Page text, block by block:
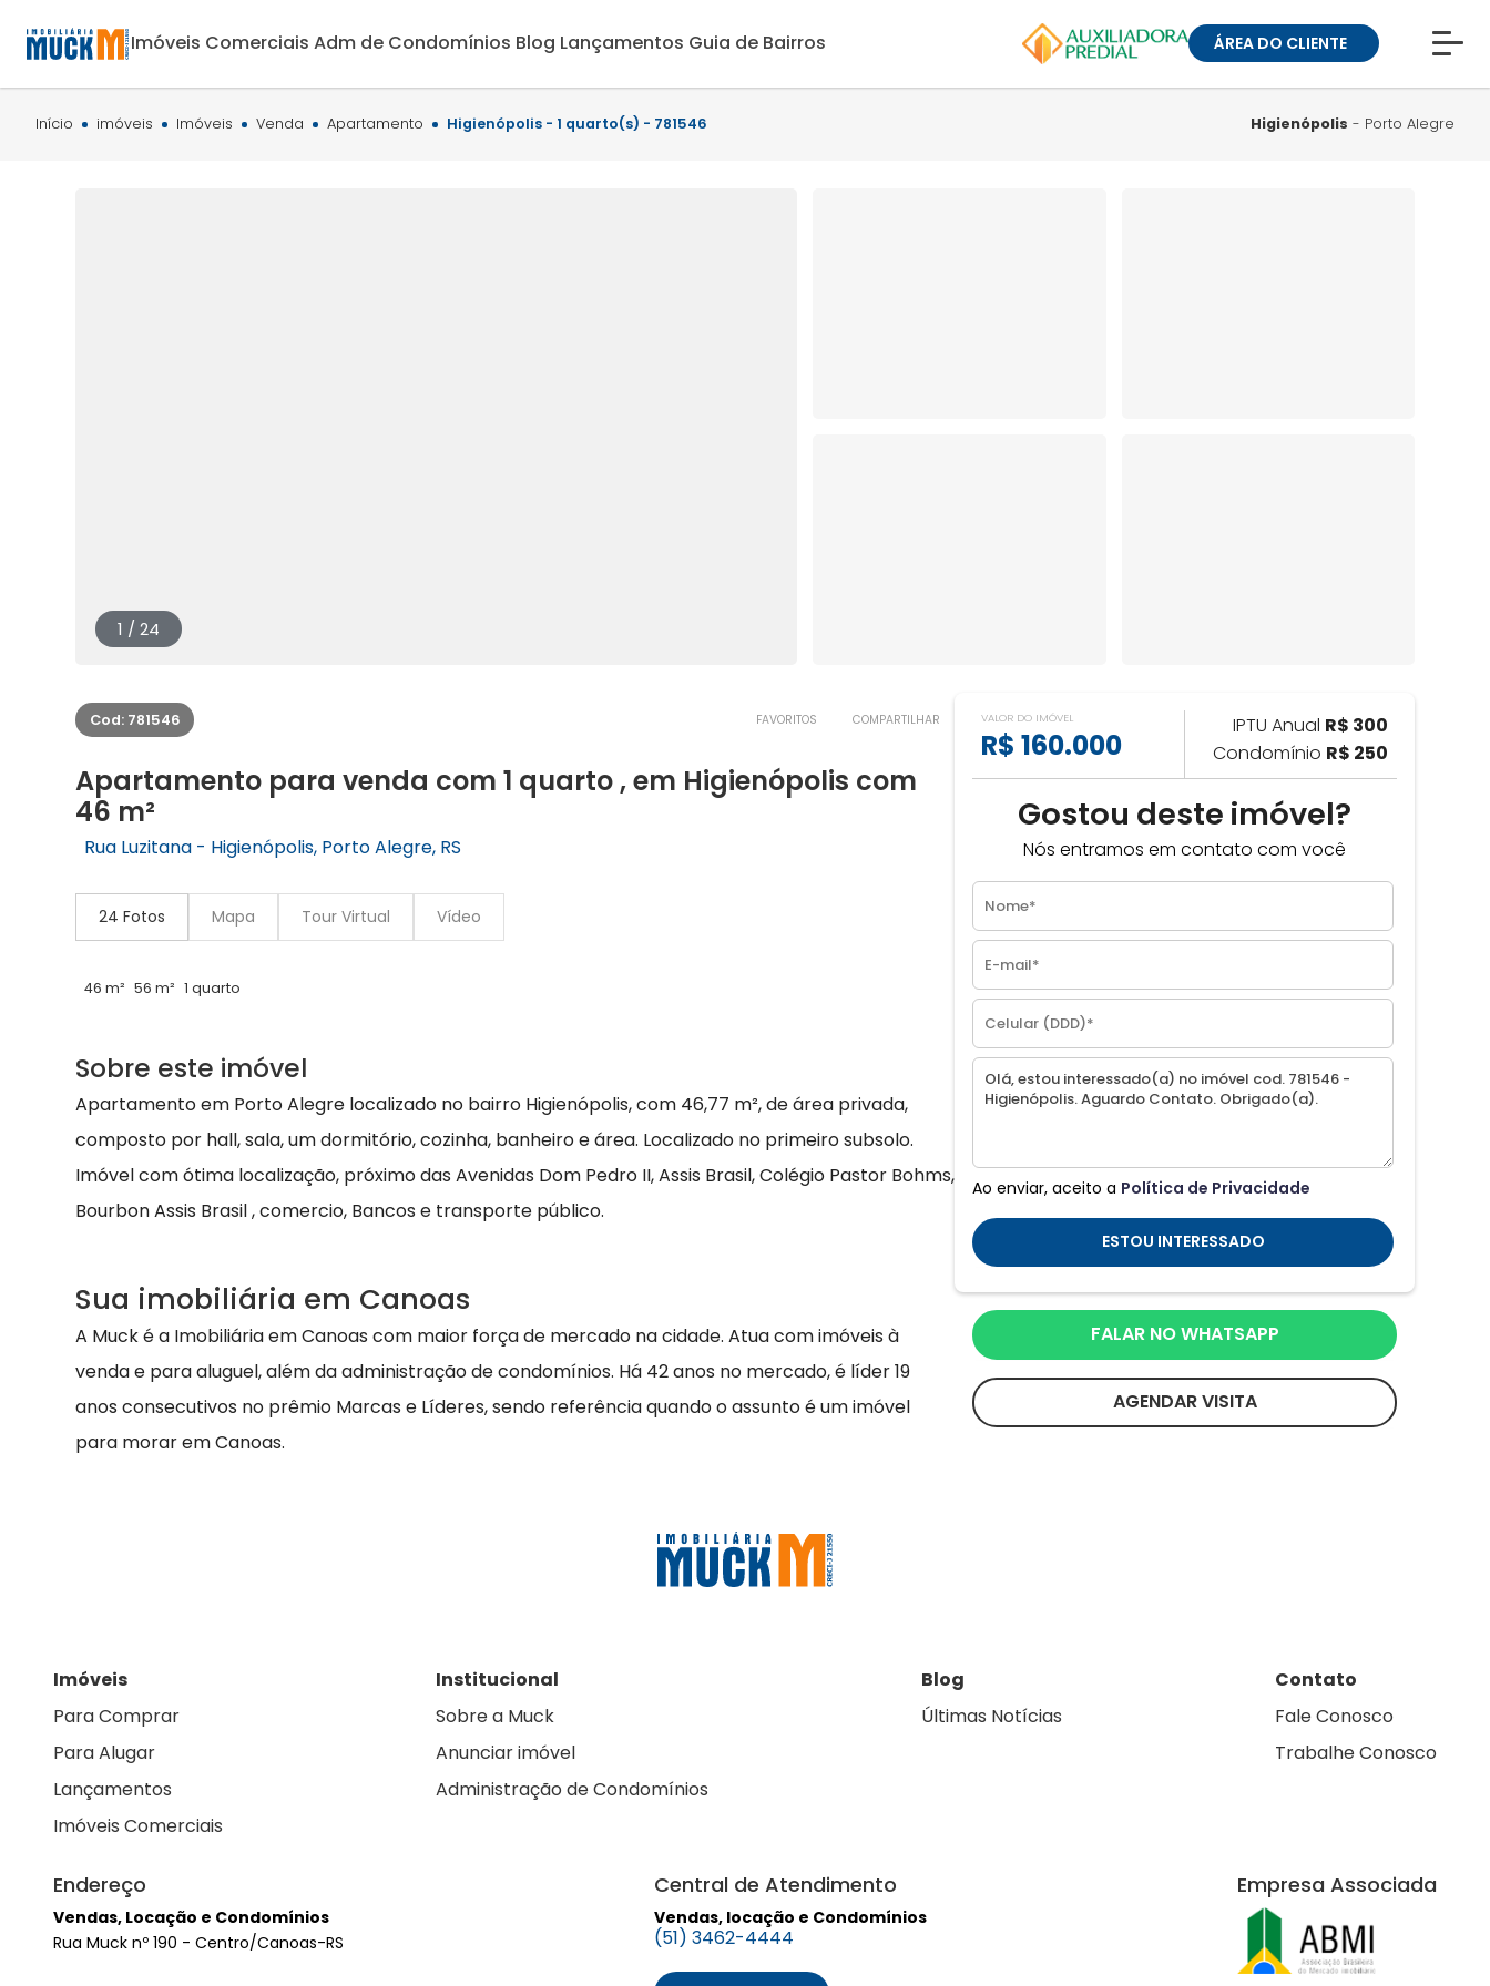
Imóveis Comerciais Adm de Condomínios Blog Lançamentos Guia de Bairros ÁREA DO CLIENTE
CONHEÇA A MUCK
BLOG
TRABALHE CONOSCO
Início imóveis Imóveis Venda Apartamento Higienópolis - 1 quarto(s) - 781546 Higienópolis - Porto Alegre
1 / 24
Cod: 781546 FAVORITOS COMPARTILHAR
Apartamento para venda com 1 quarto , em Higienópolis com
46 m²
Rua Luzitana - Higienópolis, Porto Alegre, RS
24 Fotos Mapa Tour Virtual Vídeo
46 m² 56 m² 1 quarto
Sobre este imóvel
Apartamento em Porto Alegre localizado no bairro Higienópolis, com 46,77 m², de área privada,
composto por hall, sala, um dormitório, cozinha, banheiro e área. Localizado no primeiro subsolo.
Imóvel com ótima localização, próximo das Avenidas Dom Pedro II, Assis Brasil, Colégio Pastor Bohms,
Bourbon Assis Brasil , comercio, Bancos e transporte público.
Sua imobiliária em Canoas
A Muck é a Imobiliária em Canoas com maior força de mercado na cidade. Atua com imóveis à
venda e para aluguel, além da administração de condomínios. Há 42 anos no mercado, é líder 19
anos consecutivos no prêmio Marcas e Líderes, sendo referência quando o assunto é um imóvel
para morar em Canoas.
VALOR DO IMÓVEL
R$ 160.000
IPTU Anual R$ 300
Condomínio R$ 250
Gostou deste imóvel?
Nós entramos em contato com você
Ao enviar, aceito a Política de Privacidade
ESTOU INTERESSADO
FALAR NO WHATSAPP
AGENDAR VISITA
Imóveis
Para Comprar
Para Alugar
Lançamentos
Imóveis Comerciais
Institucional
Sobre a Muck
Anunciar imóvel
Administração de Condomínios
Blog
Últimas Notícias
Contato
Fale Conosco
Trabalhe Conosco
Endereço
Vendas, Locação e Condomínios
Rua Muck nº 190 - Centro/Canoas-RS
Central de Atendimento
Vendas, locação e Condomínios
(51) 3462-4444
Empresa Associada